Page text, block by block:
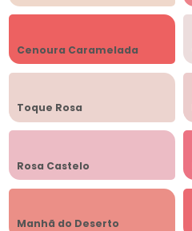
Cenoura Caramelada
Toque Rosa
Rosa Castelo
Manhã do Deserto